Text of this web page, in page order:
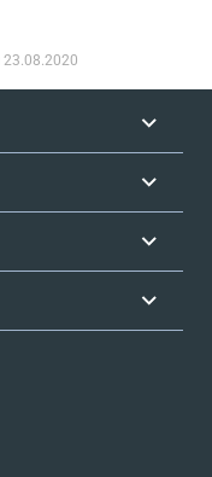
23.08.2020